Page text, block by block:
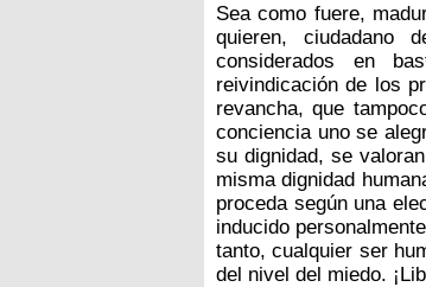
Sea como fuere,
quieren, ciudadano
considerados en
reivindicación de los
revancha, que
conciencia uno se
su dignidad, se
misma dignidad
proceda según una
inducido
tanto, cualquier ser
del nivel del miedo.